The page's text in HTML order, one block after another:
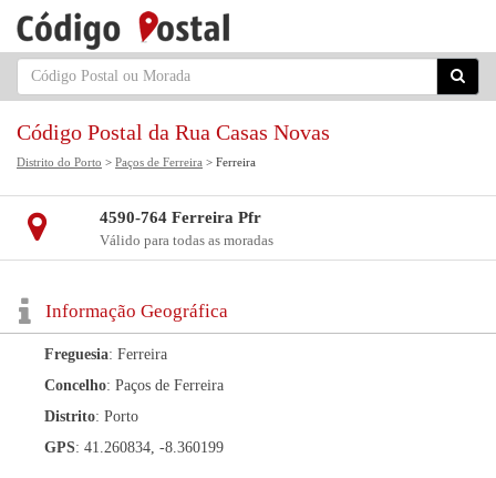
Código Postal da Rua Casas Novas
Distrito do Porto > Paços de Ferreira > Ferreira
4590-764 Ferreira Pfr
Válido para todas as moradas
Informação Geográfica
Freguesia: Ferreira
Concelho: Paços de Ferreira
Distrito: Porto
GPS: 41.260834, -8.360199